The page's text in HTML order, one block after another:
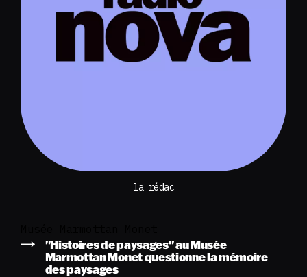
la rédac
"Histoires de paysages" au Musée
Marmottan Monet questionne la mémoire
des paysages